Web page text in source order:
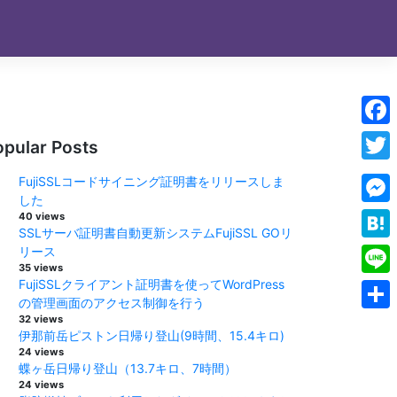
Posts
FujiSSLコードサイニング証明書をリリースしま
した
40 views
SSLサーバ証明書自動更新システムFujiSSL GOリ
リース
35 views
FujiSSLクライアント証明書を使ってWordPress
の管理画面のアクセス制御を行う
32 views
伊那前岳ピストン日帰り登山(9時間、15.4キロ)
24 views
蝶ヶ岳日帰り登山（13.7キロ、7時間）
24 views
Line